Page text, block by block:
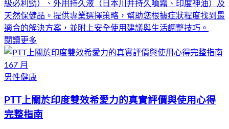
級必利勁）、外用持久液（日本川井持久噴霧、印度神油）及
天然保健品。提供專業選擇策略，幫助您根據症狀程度找到最
適合的解決方案，並附上安全使用建議與生活調整技巧。
閱讀更多
167 月
男性健康
PTT上關於印度雙效希愛力的真實評價與使用心得
完整指南